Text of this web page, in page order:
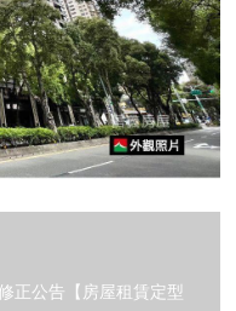
正公告【房屋租賃定型